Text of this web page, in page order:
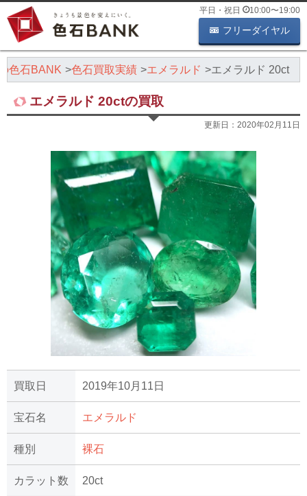
平日・祝日 10:00〜19:00
フリーダイヤル
色石BANK 色石買取実績 エメラルド エメラルド 20ct
エメラルド 20ctの買取
更新日： 2020年02月11日
買取日 2019年10月11日
宝石名 エメラルド
種別 裸石
カラット数 20ct